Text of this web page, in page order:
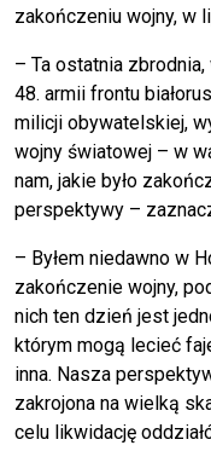
zakończeniu wojny, w
– Ta ostatnia zbrodnia,
48. armii frontu
milicji obywatelskiej,
wojny światowej – w
nam, jakie było
perspektywy –
– Byłem niedawno w
zakończenie wojny,
nich ten dzień jest
którym mogą lecieć
inna. Nasza
zakrojona na wielką
celu likwidację